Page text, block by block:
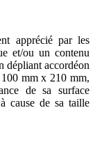
apprécié par les
et/ou un contenu
dépliant accordéon
mm x 210 mm,
de sa surface
cause de sa taille